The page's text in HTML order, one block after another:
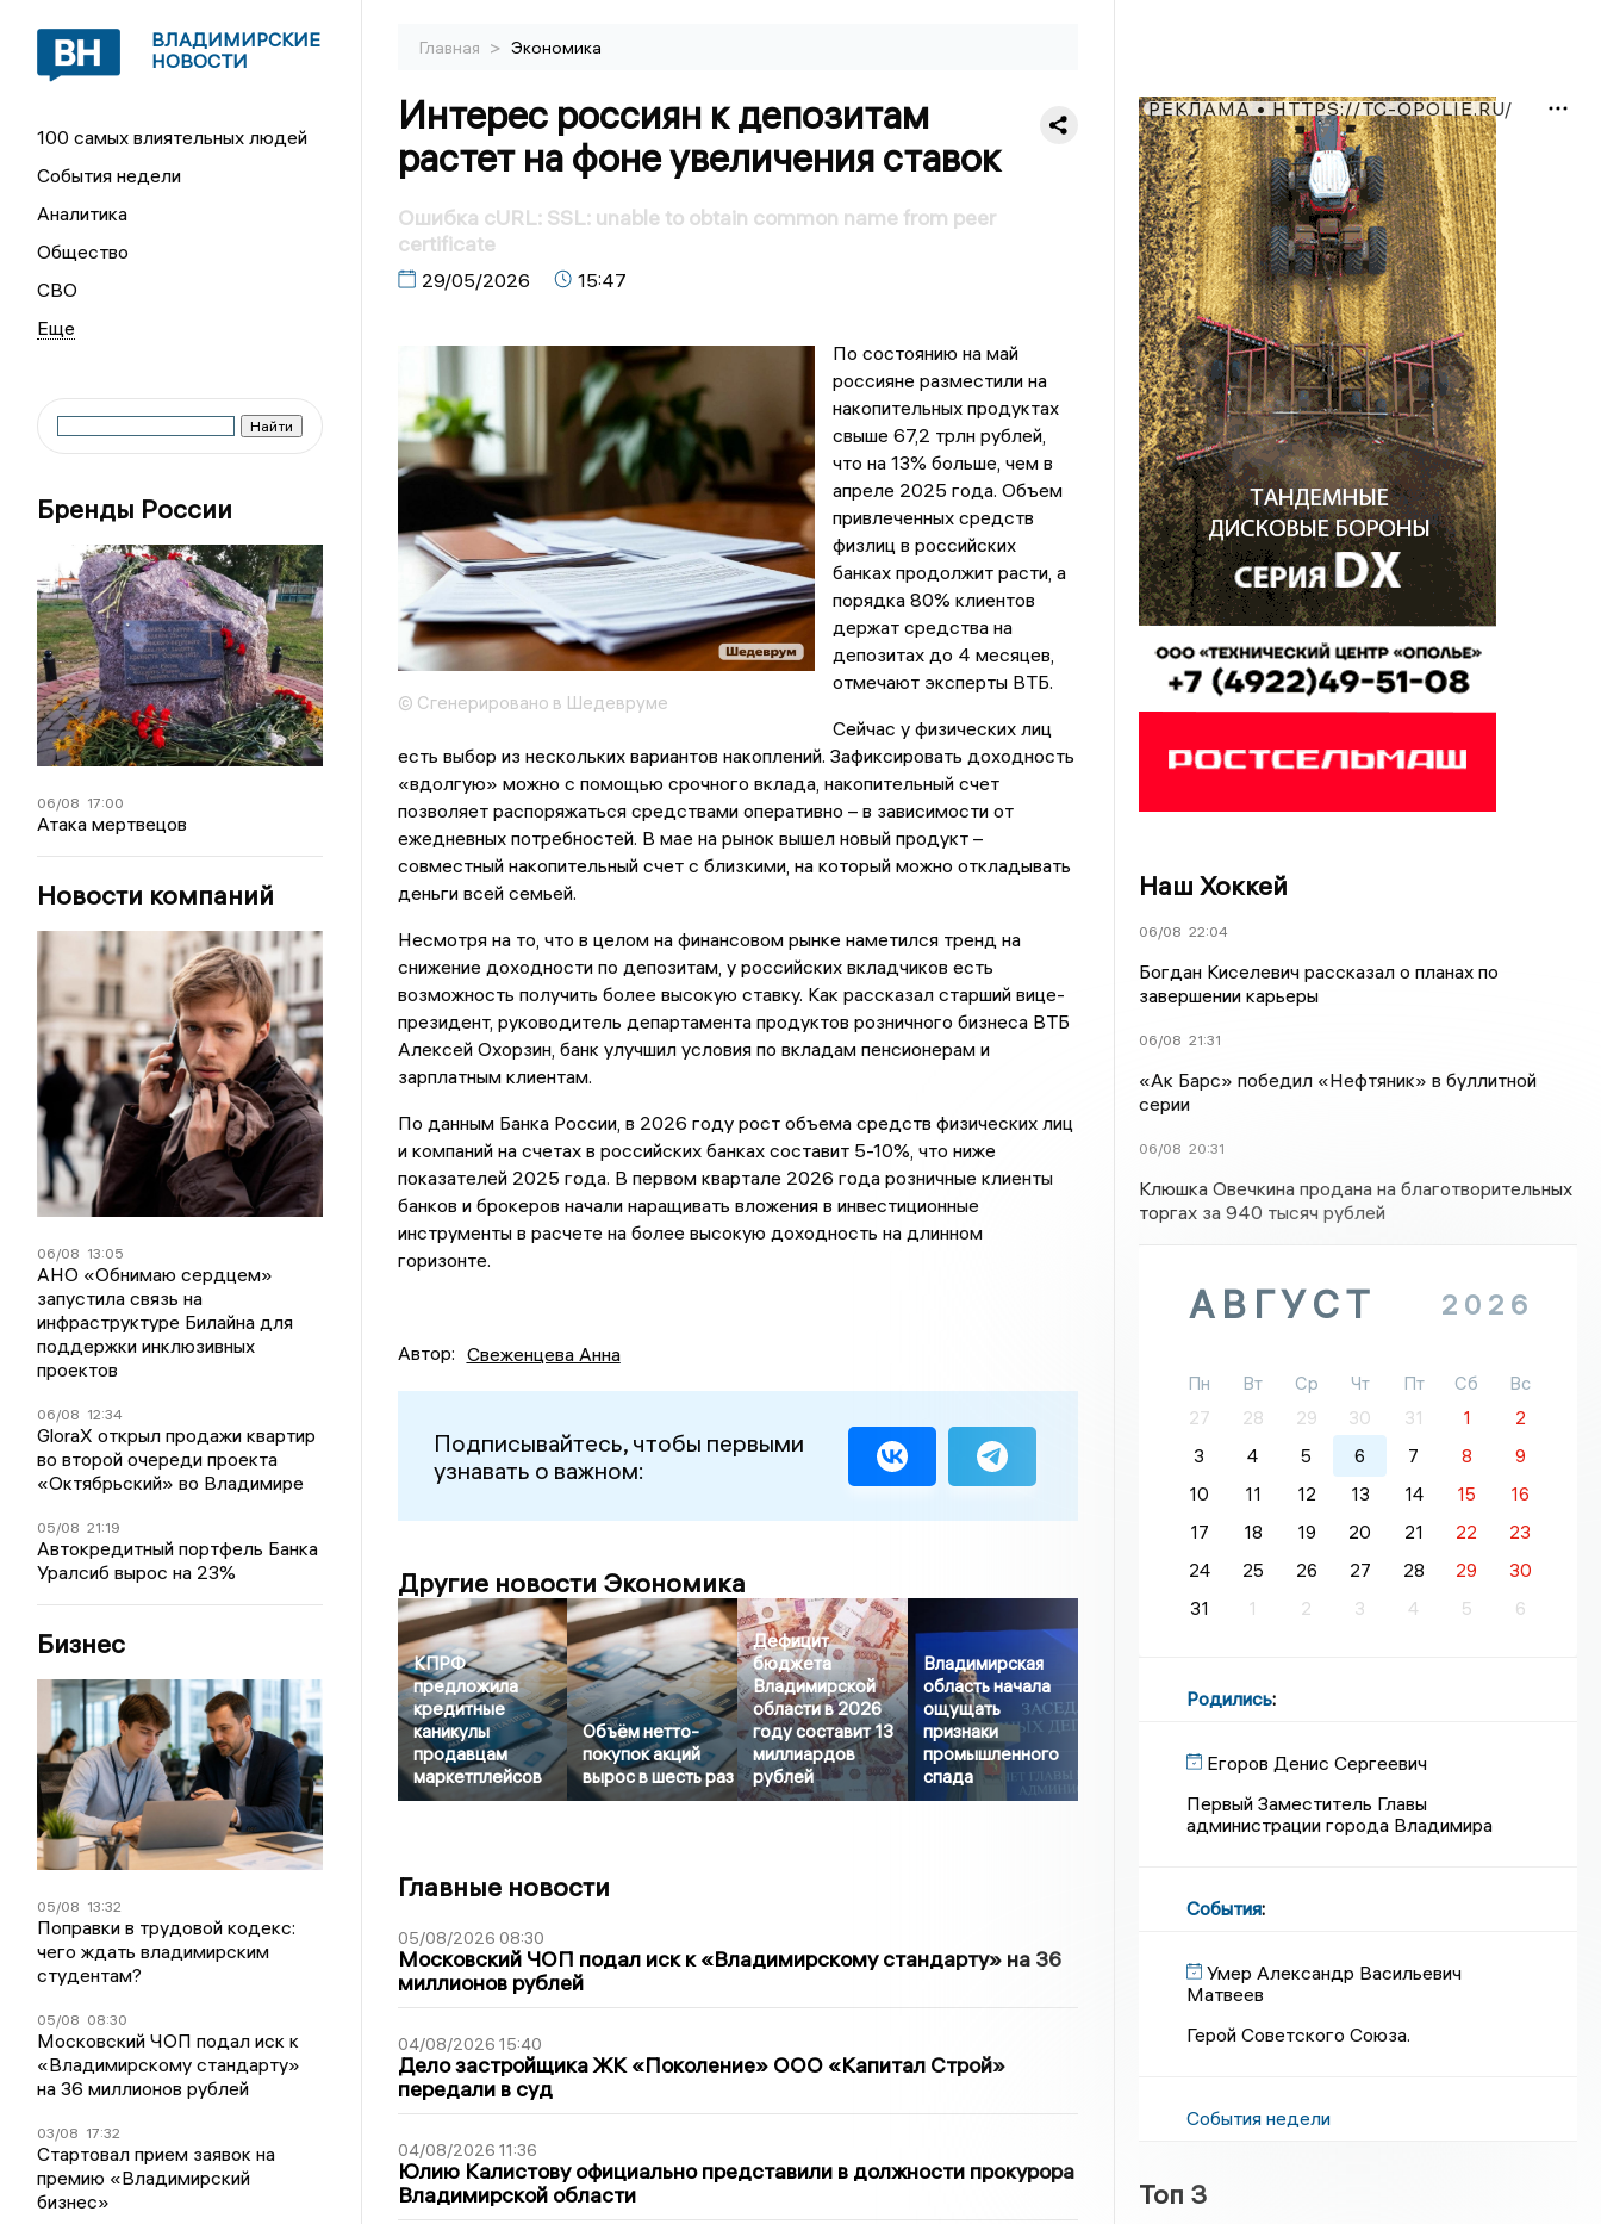
ВЛАДИМИРСКИЕ
НОВОСТИ
100 самых влиятельных людей
События недели
Аналитика
Общество
СВО
Бренды России
06/08 17:00
Атака мертвецов
Новости компаний
06/08 13:05
АНО «Обнимаю сердцем»
запустила связь на
инфраструктуре Билайна для
поддержки инклюзивных
проектов
06/08 12:34
GloraX открыл продажи квартир
во второй очереди проекта
«Октябрьский» во Владимире
05/08 21:19
Автокредитный портфель Банка
Уралсиб вырос на 23%
Бизнес
05/08 13:32
Поправки в трудовой кодекс:
чего ждать владимирским
студентам?
05/08 08:30
Московский ЧОП подал иск к
«Владимирскому стандарту»
на 36 миллионов рублей
03/08 17:32
Стартовал прием заявок на
премию «Владимирский
бизнес»
Главная > Экономика
Интерес россиян к депозитам
растет на фоне увеличения ставок
Ошибка cURL: SSL: unable to obtain common name from peer
certificate
29/05/2026 15:47
© Сгенерировано в Шедевруме
По состоянию на май
россияне разместили на
накопительных продуктах
свыше 67,2 трлн рублей,
что на 13% больше, чем в
апреле 2025 года. Объем
привлеченных средств
физлиц в российских
банках продолжит расти, а
порядка 80% клиентов
держат средства на
депозитах до 4 месяцев,
отмечают эксперты ВТБ.
Сейчас у физических лиц
есть выбор из нескольких вариантов накоплений. Зафиксировать доходность
«вдолгую» можно с помощью срочного вклада, накопительный счет
позволяет распоряжаться средствами оперативно – в зависимости от
ежедневных потребностей. В мае на рынок вышел новый продукт –
совместный накопительный счет с близкими, на который можно откладывать
деньги всей семьей.
Несмотря на то, что в целом на финансовом рынке наметился тренд на
снижение доходности по депозитам, у российских вкладчиков есть
возможность получить более высокую ставку. Как рассказал старший вице-
президент, руководитель департамента продуктов розничного бизнеса ВТБ
Алексей Охорзин, банк улучшил условия по вкладам пенсионерам и
зарплатным клиентам.
По данным Банка России, в 2026 году рост объема средств физических лиц
и компаний на счетах в российских банках составит 5-10%, что ниже
показателей 2025 года. В первом квартале 2026 года розничные клиенты
банков и брокеров начали наращивать вложения в инвестиционные
инструменты в расчете на более высокую доходность на длинном
горизонте.
Автор: Свеженцева Анна
Подписывайтесь, чтобы первыми
узнавать о важном:
Другие новости Экономика
КПРФ
предложила
кредитные
каникулы
продавцам
маркетплейсов
Объём нетто-
покупок акций
вырос в шесть раз
Дефицит
бюджета
Владимирской
области в 2026
году составит 13
миллиардов
рублей
Владимирская
область начала
ощущать
признаки
промышленного
спада
Главные новости
05/08/2026 08:30
Московский ЧОП подал иск к «Владимирскому стандарту» на 36
миллионов рублей
04/08/2026 15:40
Дело застройщика ЖК «Поколение» ООО «Капитал Строй»
передали в суд
04/08/2026 11:36
Юлию Калистову официально представили в должности прокурора
Владимирской области
РЕКЛАМА • HTTPS://TC-OPOLIE.RU/
Наш Хоккей
06/08 22:04
Богдан Киселевич рассказал о планах по
завершении карьеры
06/08 21:31
«Ак Барс» победил «Нефтяник» в буллитной
серии
06/08 20:31
Клюшка Овечкина продана на благотворительных
торгах за 940 тысяч рублей
АВГУСТ 2026
Пн Вт Ср Чт Пт Сб
Вс
27
28 29 30 31 1
2
3
4 5 6 7 8
9
10
11 12 13 14 15
16
17
18 19 20 21 22
23
24
25 26 27 28 29
30
31
1 2 3 4 5 6
Родились:
Егоров Денис Сергеевич
Первый Заместитель Главы
администрации города Владимира
События:
Умер Александр Васильевич
Матвеев
Герой Советского Союза.
События недели
Топ 3